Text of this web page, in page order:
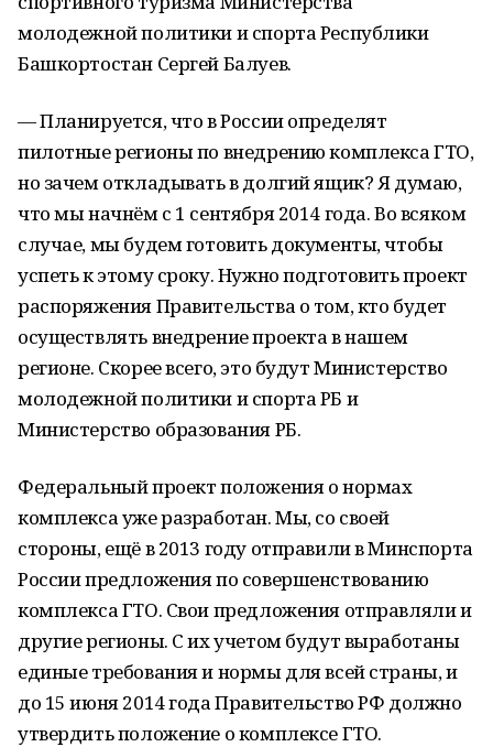
молодежной политики и спорта Республики
Башкортостан Сергей Балуев.
— Планируется, что в России определят
пилотные регионы по внедрению комплекса ГТО,
но зачем откладывать в долгий ящик? Я думаю,
что мы начнём с 1 сентября 2014 года. Во всяком
случае, мы будем готовить документы, чтобы
успеть к этому сроку. Нужно подготовить проект
распоряжения Правительства о том, кто будет
осуществлять внедрение проекта в нашем
регионе. Скорее всего, это будут Министерство
молодежной политики и спорта РБ и
Министерство образования РБ.
Федеральный проект положения о нормах
комплекса уже разработан. Мы, со своей
стороны, ещё в 2013 году отправили в Минспорта
России предложения по совершенствованию
комплекса ГТО. Свои предложения отправляли и
другие регионы. С их учетом будут выработаны
единые требования и нормы для всей страны, и
до 15 июня 2014 года Правительство РФ должно
утвердить положение о комплексе ГТО.